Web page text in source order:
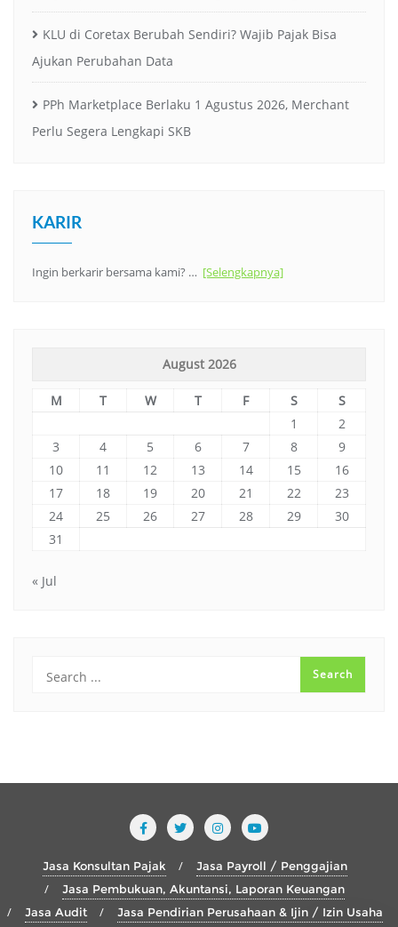
KLU di Coretax Berubah Sendiri? Wajib Pajak Bisa
Ajukan Perubahan Data
PPh Marketplace Berlaku 1 Agustus 2026, Merchant
Perlu Segera Lengkapi SKB
KARIR
Ingin berkarir bersama kami? … [Selengkapnya]
August 2026
M T W T F S
S
1
2
3
4 5 6 7 8
9
10
11 12 13 14 15
16
17
18 19 20 21 22
23
24
25 26 27 28 29
30
31
« Jul
Jasa Konsultan Pajak
Jasa Payroll / Penggajian
Jasa Pembukuan, Akuntansi, Laporan Keuangan
Jasa Audit
Jasa Pendirian Perusahaan & Ijin / Izin Usaha